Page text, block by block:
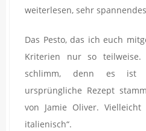
weiterlesen, sehr
Das Pesto, das ich euch
Kriterien nur so
schlimm, denn es ist
ursprüngliche Rezept
von Jamie Oliver.
italienisch“.